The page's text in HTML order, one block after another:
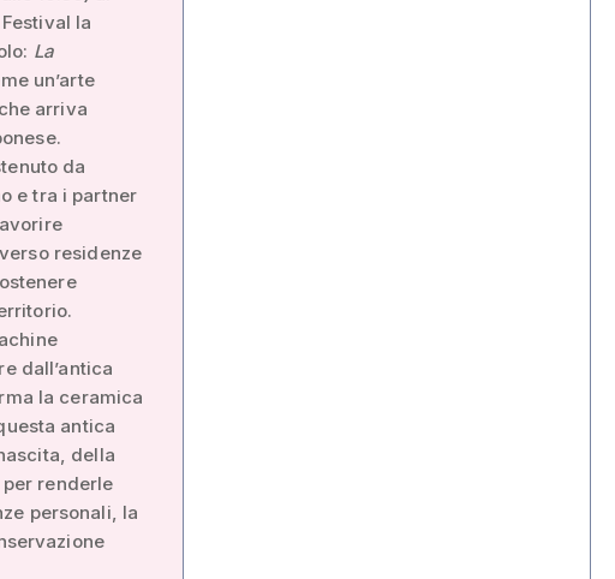
la
La
un’arte
arriva
da
e tra i partner
residenze
dall’antica
la ceramica
antica
della
renderle
personali, la